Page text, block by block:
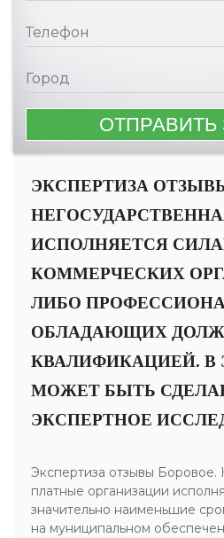
ЭКСПЕРТИЗА
ИСПОЛНЯЕТСЯ
КОММЕРЧЕСКИХ
ЛИБО
ОБЛАДАЮЩИХ
КВАЛИФИКАЦИЕЙ. В
МОЖЕТ БЫТЬ
ЭКСПЕРТНОЕ
Экспертиза отзывы Боровое.
платные организации
значительно наименьшие
на муниципальном